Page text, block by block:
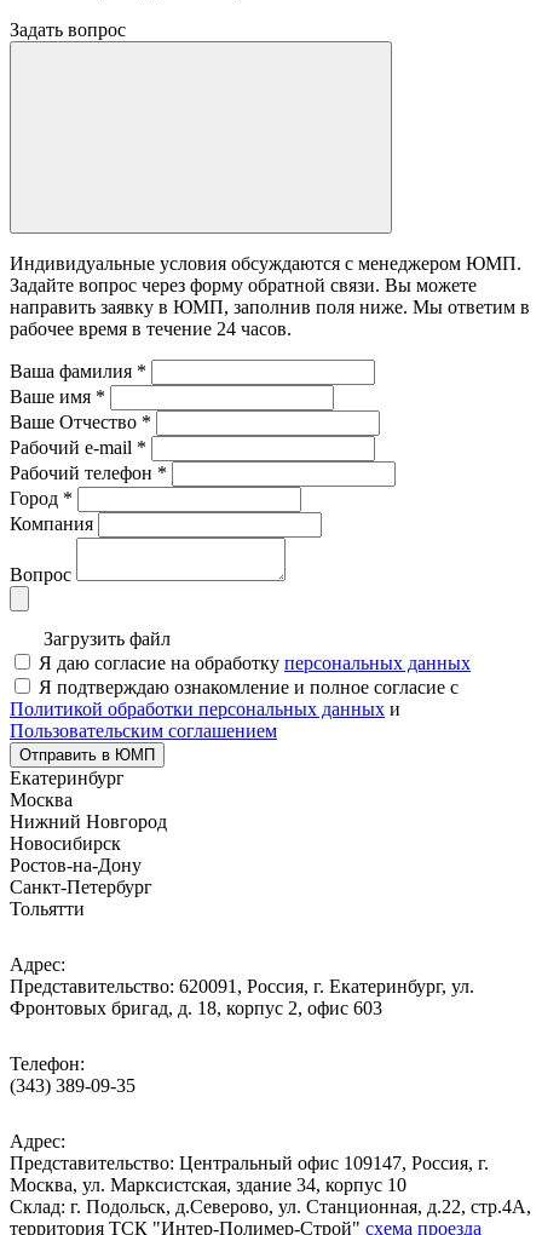
Задать вопрос
Индивидуальные условия обсуждаются с менеджером ЮМП.
Задайте вопрос через форму обратной связи. Вы можете
направить заявку в ЮМП, заполнив поля ниже. Mы ответим в
рабочее время в течение 24 часов.
Ваша фамилия *
Ваше имя *
Ваше Отчество *
Рабочий e-mail *
Рабочий телефон *
Город *
Компания
Вопрос
Загрузить файл
Я даю согласие на обработку персональных данных
Я подтверждаю ознакомление и полное согласие с
Политикой обработки персональных данных и
Пользовательским соглашением
Отправить в ЮМП
Екатеринбург
Москва
Нижний Новгород
Новосибирск
Ростов-на-Дону
Санкт-Петербург
Тольятти
Адрес:
Представительство: 620091, Россия, г. Екатеринбург, ул.
Фронтовых бригад, д. 18, корпус 2, офис 603
Телефон:
(343) 389-09-35
Адрес:
Представительство: Центральный офис 109147, Россия, г.
Москва, ул. Марксистская, здание 34, корпус 10
Cклад: г. Подольск, д.Северово, ул. Станционная, д.22, стр.4А,
территория ТСК "Интер-Полимер-Строй" схема проезда